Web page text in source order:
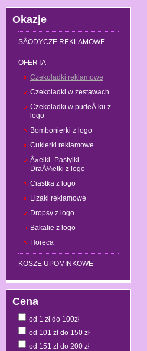
Okazje
SÅODYCZE REKLAMOWE
OFERTA
Czekoladki reklamowe
Czekoladki w zestawach
Czekoladki w pudeÅ‚ku z
logo
Bombonierki z logo
Cukierki reklamowe
Å»elki- Pastylki-
DraÅ¼etki z logo
Ciastka z logo
Lizaki reklamowe
Dropsy z logo
Bakalie z logo
Horeca
KOSZE UPOMINKOWE
Cena
od 1 zł do 100zł
od 101 zł do 150 zł
od 151 zł do 200 zł